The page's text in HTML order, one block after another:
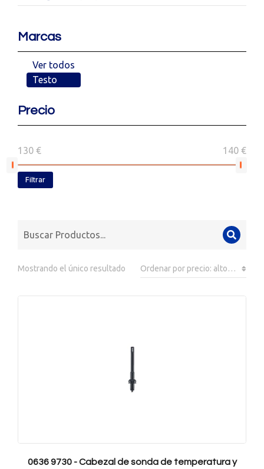
Marcas
Ver todos
Testo
Precio
130 € 140 €
Filtrar
Mostrando el único resultado
0636 9730 - Cabezal de sonda de temperatura y